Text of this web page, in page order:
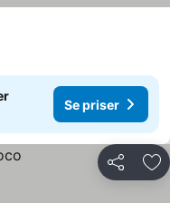
Se priser
Del